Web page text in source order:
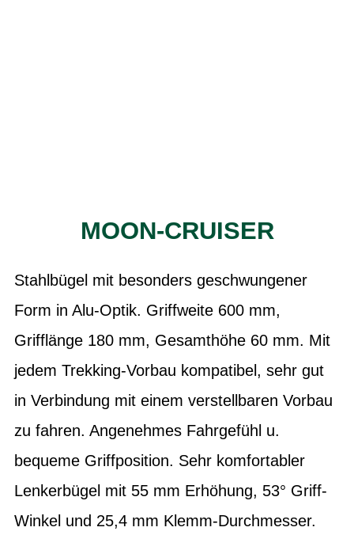
MOON-CRUISER
Stahlbügel mit besonders geschwungener
Form in Alu-Optik. Griffweite 600 mm,
Grifflänge 180 mm, Gesamthöhe 60 mm. Mit
jedem Trekking-Vorbau kompatibel, sehr gut
in Verbindung mit einem verstellbaren Vorbau
zu fahren. Angenehmes Fahrgefühl u.
bequeme Griffposition. Sehr komfortabler
Lenkerbügel mit 55 mm Erhöhung, 53° Griff-
Winkel und 25,4 mm Klemm-Durchmesser.